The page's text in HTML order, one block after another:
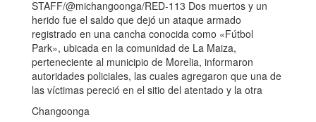
STAFF/@michangoonga/RED-113 Dos muertos y un
herido fue el saldo que dejó un ataque armado
registrado en una cancha conocida como «Fútbol
Park», ubicada en la comunidad de La Maiza,
perteneciente al municipio de Morelia, informaron
autoridades policiales, las cuales agregaron que una de
las víctimas pereció en el sitio del atentado y la otra
Changoonga